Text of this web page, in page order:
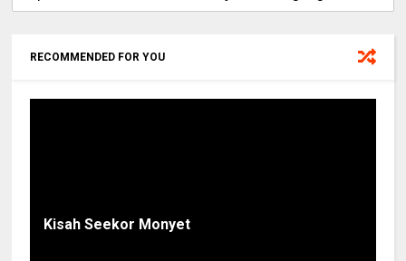
RECOMMENDED FOR YOU
Kisah Seekor Monyet